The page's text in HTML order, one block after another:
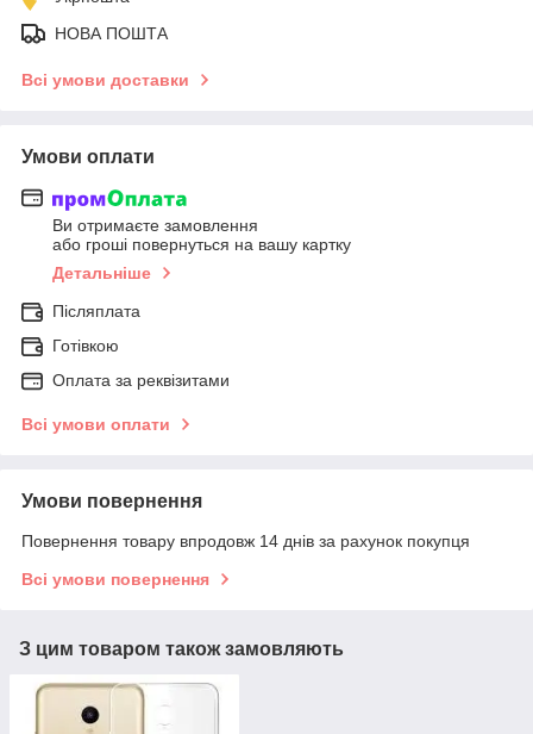
НОВА ПОШТА
Всі умови доставки
Умови оплати
Ви отримаєте замовлення
або гроші повернуться на вашу картку
Детальніше
Післяплата
Готівкою
Оплата за реквізитами
Всі умови оплати
Умови повернення
Повернення товару впродовж 14 днів за рахунок покупця
Всі умови повернення
З цим товаром також замовляють